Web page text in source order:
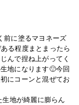
前に塗るマヨネーズ
る程度まとまったら
んで捏ね上がってく
地になります🙂今回
にコーンと混ぜてお
地が綺麗に膨らん